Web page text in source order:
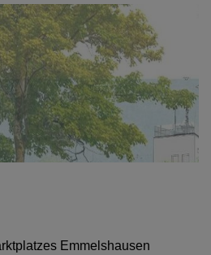
Emmelshausen